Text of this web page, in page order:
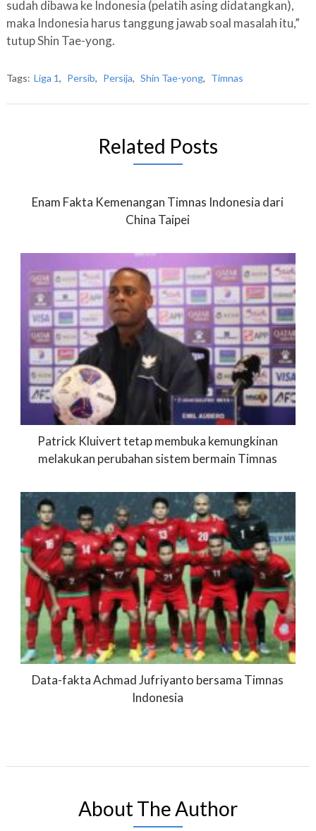
sudah dibawa ke Indonesia (pelatih asing didatangkan),
maka Indonesia harus tanggung jawab soal masalah itu,”
tutup Shin Tae-yong.
Tags: Liga 1, Persib, Persija, Shin Tae-yong, Timnas
Related Posts
Enam Fakta Kemenangan Timnas Indonesia dari
China Taipei
Patrick Kluivert tetap membuka kemungkinan
melakukan perubahan sistem bermain Timnas
Data-fakta Achmad Jufriyanto bersama Timnas
Indonesia
About The Author